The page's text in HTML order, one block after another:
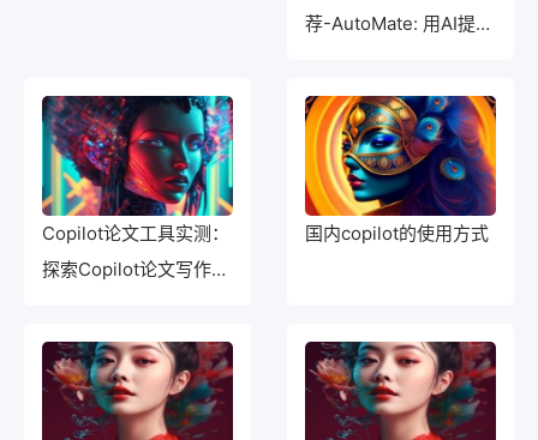
荐-AutoMate: 用AI提供
Copilot论文工具实测：
探索Copilot论文写作工
国内copilot的使用方式